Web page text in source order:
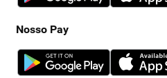
Nosso Pay